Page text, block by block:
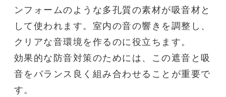
ンフォームのような多孔質の素材が吸音材と
して使われます。室内の音の響きを調整し、
クリアな音環境を作るのに役立ちます。
効果的な 防音対策のためには、この遮音 と吸
音をバランス良く組み合わせることが重要で
す。